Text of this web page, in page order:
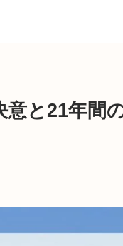
と21年間